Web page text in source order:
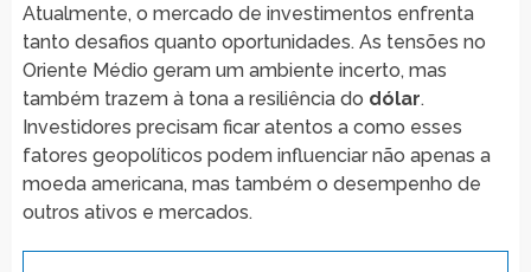
Atualmente, o mercado de investimentos enfrenta
tanto desafios quanto oportunidades. As tensões no
Oriente Médio geram um ambiente incerto, mas
também trazem à tona a resiliência do dólar.
Investidores precisam ficar atentos a como esses
fatores geopolíticos podem influenciar não apenas a
moeda americana, mas também o desempenho de
outros ativos e mercados.